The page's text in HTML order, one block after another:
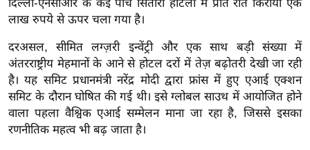
टो
व
र्ल्ड
न्यू
ज
ब्री
फ
दिल्ली-एनसीआर के कई पांच सितारा होटलों में प्रति रात किराया एक
लाख रुपये से ऊपर चला गया है।
दरअसल, सीमित लग्ज़री इन्वेंट्री और एक साथ बड़ी संख्या में
अंतरराष्ट्रीय मेहमानों के आने से होटल दरों में तेज़ बढ़ोतरी देखी जा रही
है। यह समिट प्रधानमंत्री नरेंद्र मोदी द्वारा फ्रांस में हुए एआई एक्शन
समिट के दौरान घोषित की गई थी। इसे ग्लोबल साउथ में आयोजित होने
वाला पहला वैश्विक एआई सम्मेलन माना जा रहा है, जिससे इसका
रणनीतिक महत्व भी बढ़ जाता है।